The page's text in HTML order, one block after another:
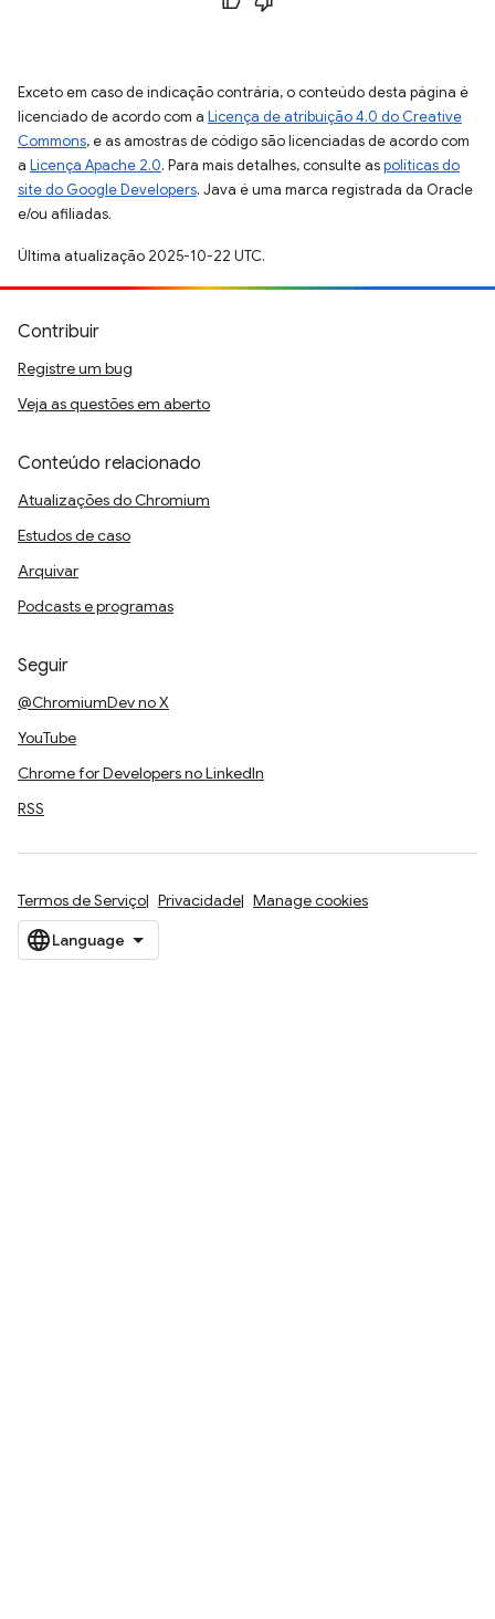
Exceto em caso de indicação contrária, o conteúdo desta página é
licenciado de acordo com a Licença de atribuição 4.0 do Creative
Commons, e as amostras de código são licenciadas de acordo com
a Licença Apache 2.0. Para mais detalhes, consulte aspolíticas do
site do Google Developers. Java é uma marca registrada da Oracle
e/ou afiliadas.
Última atualização 2025-10-22 UTC.
Contribuir
Registre um bug
Veja as questões em aberto
Conteúdo relacionado
Atualizações do Chromium
Estudos de caso
Arquivar
Podcasts e programas
Seguir
@ChromiumDev no X
YouTube
Chrome for Developers no LinkedIn
RSS
Termos de Serviço Privacidade Manage cookies